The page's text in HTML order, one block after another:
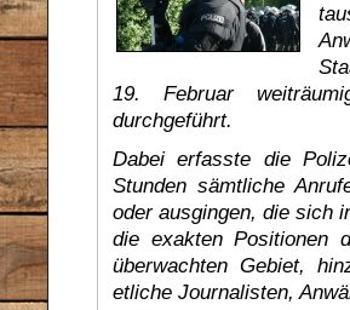
19. Februar
durchgeführt.
Dabei erfasste die
Stunden sämtliche
oder ausgingen, die sich
die exakten Positionen
überwachten Gebiet,
etliche Journalisten,